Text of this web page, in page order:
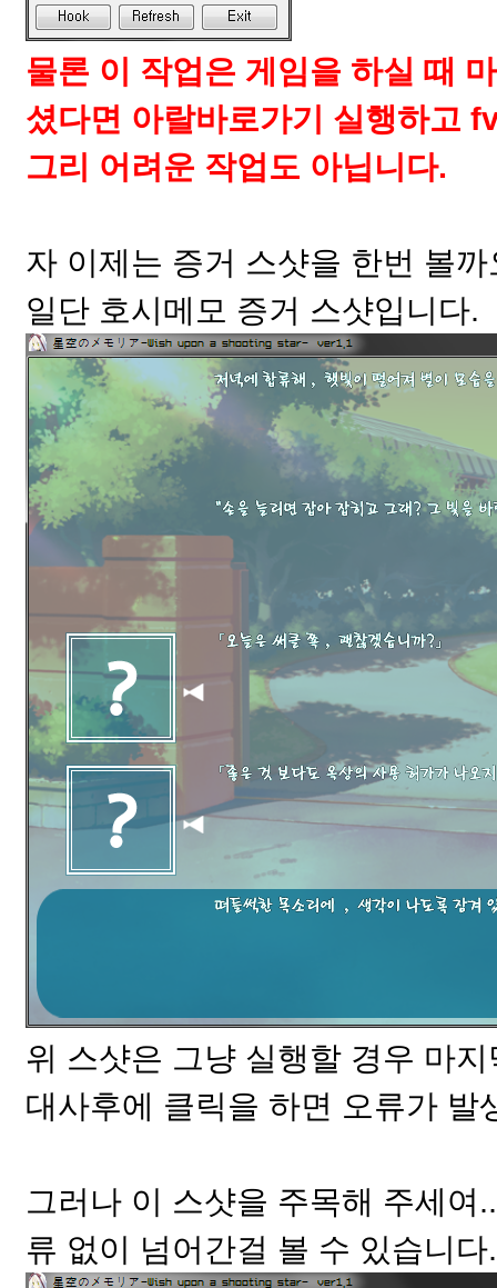
물론 이 작업은 게임을 하실 때
셨다면 아랄바로가기 실행하고
그리 어려운 작업도 아닙니다.
자 이제는 증거 스샷을 한번 볼까
일단 호시메모 증거 스샷입니다.
위 스샷은 그냥 실행할 경우 마
대사후에 클릭을 하면 오류가 발
그러나 이 스샷을 주목해 주세
류 없이 넘어간걸 볼 수 있습니다.